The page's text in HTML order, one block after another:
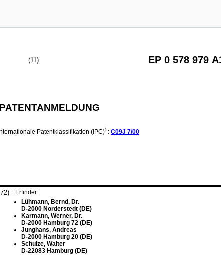
(11) EP 0 578 979
Patentklassifikation (IPC)5: C09J 7/00
Erfinder:
Lühmann, Bernd, Dr.
D-2000 Norderstedt (DE)
Karmann, Werner, Dr.
D-2000 Hamburg 72 (DE)
Junghans, Andreas
D-2000 Hamburg 20 (DE)
Schulze, Walter
D-22083 Hamburg (DE)